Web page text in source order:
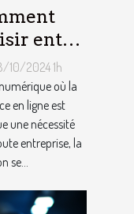
entre
et
pour
activité
10/2024 1h
où la
en ligne est
une nécessité
entreprise, la
se...